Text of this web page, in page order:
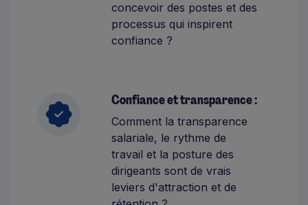
concevoir des postes et des
processus qui inspirent
confiance ?
Confiance et transparence :
Comment la transparence
salariale, le rythme de
travail et la posture des
dirigeants sont de vrais
leviers d'attraction et de